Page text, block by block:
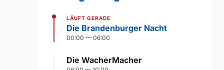
LÄUFT GERADE
Die Brandenburger Nacht
00:00 — 06:00
Die WacherMacher